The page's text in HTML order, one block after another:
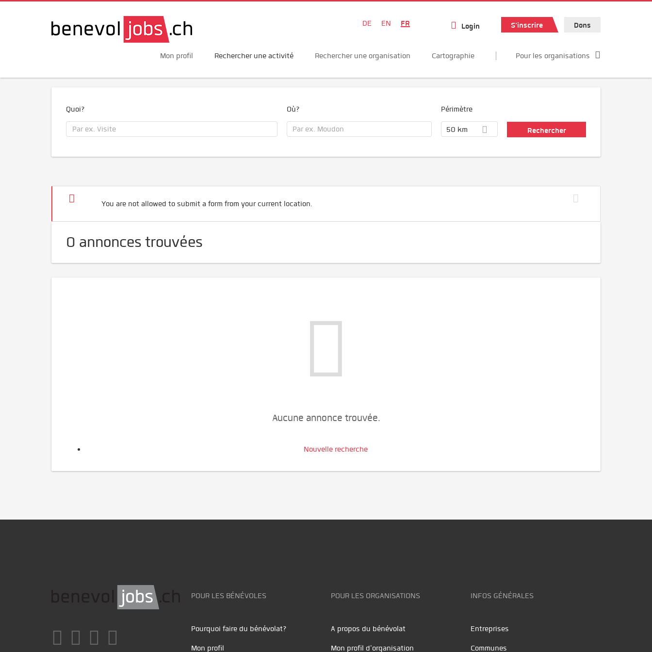
DE EN FR Login S'inscrire Dons
Mon profil Rechercher une activité Rechercher une organisation Cartographie Pour les organisations
Quoi? Où? Périmètre
50 km
You are not allowed to submit a form from your current location.
0 annonces trouvées
Aucune annonce trouvée.
Nouvelle recherche
POUR LES BÉNÉVOLES
Pourquoi faire du bénévolat?
Mon profil
POUR LES ORGANISATIONS
A propos du bénévolat
Mon profil d'organisation
INFOS GÉNÉRALES
Entreprises
Communes